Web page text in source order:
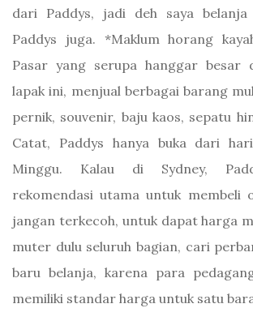
dari Paddys, jadi deh saya belanja
Paddys juga. *Maklum horang
Pasar yang serupa hanggar besar
lapak ini, menjual berbagai barang
pernik, souvenir, baju kaos, sepatu
Catat, Paddys hanya buka dari
Minggu. Kalau di Sydney,
rekomendasi utama untuk membeli
jangan terkecoh, untuk dapat harga
muter dulu seluruh bagian, cari
baru belanja, karena para
memiliki standar harga untuk satu